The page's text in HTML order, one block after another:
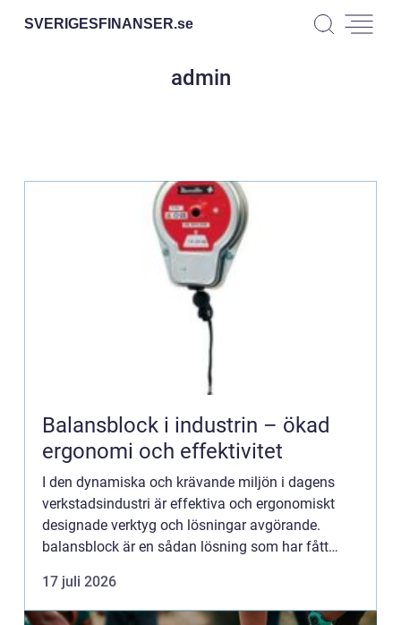
SVERIGESFINANSER.se
admin
Balansblock i industrin – ökad
ergonomi och effektivitet
I den dynamiska och krävande miljön i dagens
verkstadsindustri är effektiva och ergonomiskt
designade verktyg och lösningar avgörande.
balansblock är en sådan lösning som har fått
17 juli 2026